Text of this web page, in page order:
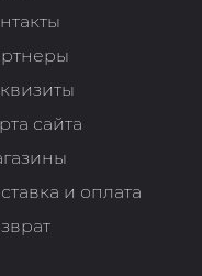
сайта
и оплата